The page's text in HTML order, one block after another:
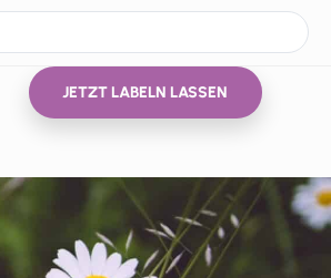
JETZT LABELN LASSEN